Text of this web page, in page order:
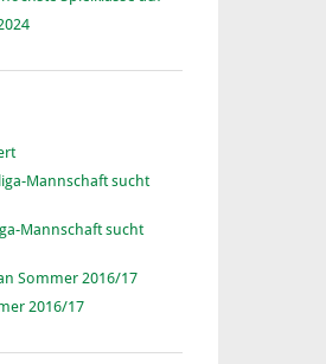
Mannschaft sucht
Mannschaft sucht
Sommer 2016/17
2016/17